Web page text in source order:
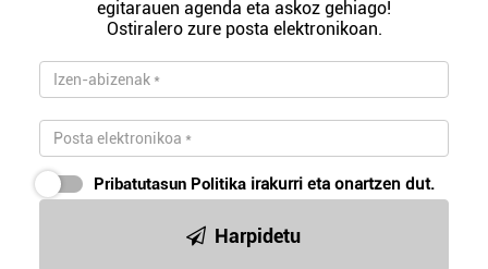
egitarauen agenda eta askoz gehiago!
Ostiralero zure posta elektronikoan.
Pribatutasun Politika irakurri eta onartzen dut.
Harpidetu